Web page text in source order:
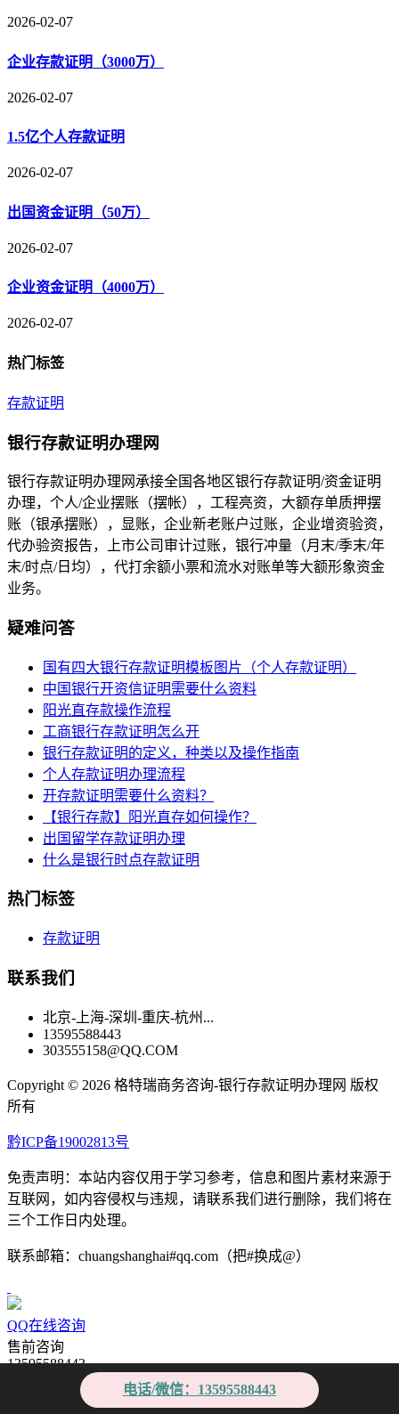
2026-02-07
企业存款证明（3000万）
2026-02-07
1.5亿个人存款证明
2026-02-07
出国资金证明（50万）
2026-02-07
企业资金证明（4000万）
2026-02-07
热门标签
存款证明
银行存款证明办理网
银行存款证明办理网承接全国各地区银行存款证明/资金证明
办理，个人/企业摆账（摆帐），工程亮资，大额存单质押摆
账（银承摆账），显账，企业新老账户过账，企业增资验资，
代办验资报告，上市公司审计过账，银行冲量（月末/季末/年
末/时点/日均），代打余额小票和流水对账单等大额形象资金
业务。
疑难问答
国有四大银行存款证明模板图片（个人存款证明）
中国银行开资信证明需要什么资料
阳光直存款操作流程
工商银行存款证明怎么开
银行存款证明的定义，种类以及操作指南
个人存款证明办理流程
开存款证明需要什么资料？
【银行存款】阳光直存如何操作？
出国留学存款证明办理
什么是银行时点存款证明
热门标签
存款证明
联系我们
北京-上海-深圳-重庆-杭州...
13595588443
303555158@QQ.COM
Copyright © 2026 格特瑞商务咨询-银行存款证明办理网 版权
所有
黔ICP备19002813号
免责声明：本站内容仅用于学习参考，信息和图片素材来源于
互联网，如内容侵权与违规，请联系我们进行删除，我们将在
三个工作日内处理。
联系邮箱：chuangshanghai#qq.com（把#换成@）
QQ在线咨询
售前咨询
13595588443
13595588443
电话/微信：13595588443